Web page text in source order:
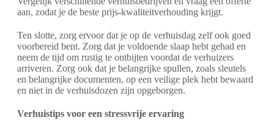
aan, zodat je de beste prijs-kwaliteitverhouding krijgt.
Ten slotte, zorg ervoor dat je op de verhuisdag zelf ook goed
voorbereid bent. Zorg dat je voldoende slaap hebt gehad en
neem de tijd om rustig te ontbijten voordat de verhuizers
arriveren. Zorg ook dat je belangrijke spullen, zoals sleutels
en belangrijke documenten, op een veilige plek hebt bewaard
en niet in de verhuisdozen zijn opgeborgen.
Verhuistips voor een stressvrije ervaring